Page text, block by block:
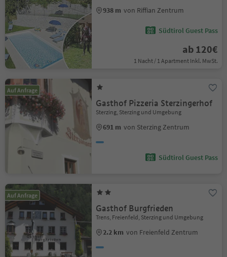
938 m von Riffian Zentrum
Südtirol Guest Pass
ab 120€
1 Nacht / 1 Apartment Inkl. MwSt.
Auf Anfrage
Gasthof Pizzeria Sterzingerhof
Sterzing, Sterzing und Umgebung
691 m von Sterzing Zentrum
Südtirol Guest Pass
Auf Anfrage
Gasthof Burgfrieden
Trens, Freienfeld, Sterzing und Umgebung
2.2 km von Freienfeld Zentrum